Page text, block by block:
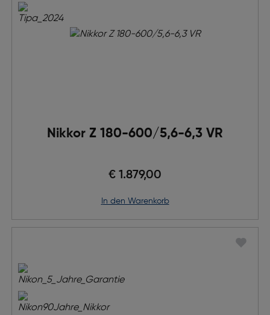
Nikkor Z 180-600/5,6-6,3 VR
€ 1.879,00
in den Warenkorb